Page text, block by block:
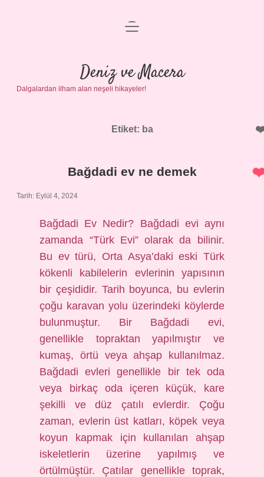
Anasayfa
Gizlilik Politikası
Yasal Uyarı
menüyü
Deniz ve Macera
Dalgalardan ilham alan neşeli hikayeler!
Etiket: ba
Bağdadi ev ne demek
Tarih: Eylül 4, 2024
Bağdadi Ev Nedir? Bağdadi evi aynı
zamanda “Türk Evi” olarak da bilinir.
Bu ev türü, Orta Asya’daki eski Türk
kökenli kabilelerin evlerinin yapısının
bir çeşididir. Tarih boyunca, bu evlerin
çoğu karavan yolu üzerindeki köylerde
bulunmuştur. Bir Bağdadi evi,
genellikle topraktan yapılmıştır ve
kumaş, örtü veya ahşap kullanılmaz.
Bağdadi evleri genellikle bir tek oda
veya birkaç oda içeren küçük, kare
şekilli ve düz çatılı evlerdir. Çoğu
zaman, evlerin üst katları, köpek veya
koyun kapmak için kullanılan ahşap
iskeletlerin üzerine yapılmış ve
örtülmüştür. Çatılar genellikle toprak,